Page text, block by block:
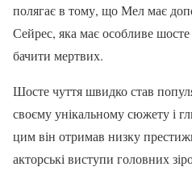
полягає в тому, що Мел має
Сейрес, яка має особливе
бачити мертвих.
Шосте чуття швидко став
своєму унікальному сюжету і
цим він отримав низку
акторські виступи головних